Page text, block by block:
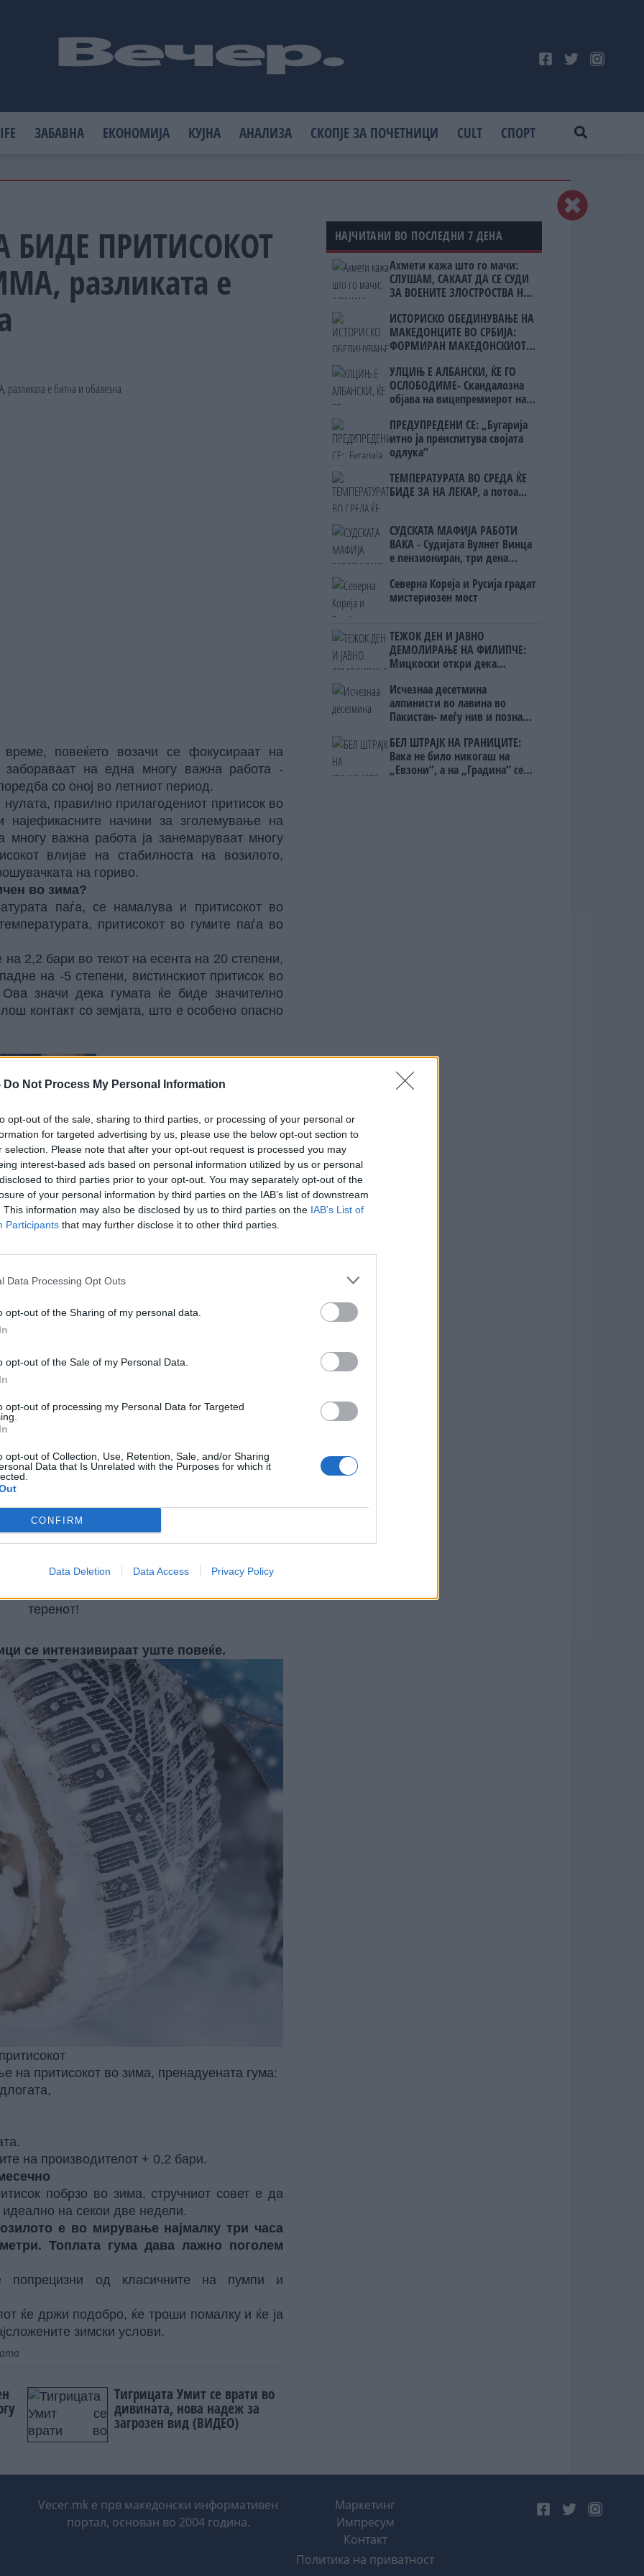
Do Not Process My Personal Information
opt-out of the sale, sharing to third parties, or processing of your personal or
for targeted advertising by us, please use the below opt-out section to
selection. Please note that after your opt-out request is processed you may
interest-based ads based on personal information utilized by us or personal
to third parties prior to your opt-out. You may separately opt-out of the
of your personal information by third parties on the IAB’s list of downstream
This information may also be disclosed by us to third parties on the IAB’s List of
Participants that may further disclose it to other third parties.
Data Processing Opt Outs
opt-out of the Sharing of my personal data.
opt-out of the Sale of my Personal Data.
opt-out of processing my Personal Data for Targeted
opt-out of Collection, Use, Retention, Sale, and/or Sharing
Data that Is Unrelated with the Purposes for which it
CONFIRM
Data Deletion Data Access Privacy Policy
ЗАБАВНА ЕКОНОМИЈА КУЈНА АНАЛИЗА СКОПЈЕ ЗА ПОЧЕТНИЦИ CULT СПОРТ
БИДЕ ПРИТИСОКОТ
разликата е
повеќето возачи се фокусираат на
на една многу важна работа -
со оној во летниот период.
правилно прилагодениот притисок во
најефикасните начини за зголемување на
важна работа ја занемаруваат многу
влијае на стабилноста на возилото,
на гориво.
во зима?
паѓа, се намалува и притисокот во
притисокот во гумите паѓа во
2,2 бари во текот на есента на 20 степени,
на -5 степени, вистинскиот притисок во
значи дека гумата ќе биде значително
контакт со земјата, што е особено опасно
гуми, секогаш држете се до вредностите
а овие вредности обично се наоѓаат:
од возачот, во упатството за употреба,
на резервоарот.
и во зима и во лето.
зголеми притисокот за 0,2 бари над
токму поради падот на притисокот
е 2,2 бари - во зима оптимално е 2,3 до
ВОЗНЕМИРУВАЧКО ВИДЕО -
Гром уби фудбалер на
се интензивираат уште повеќе.
на притисокот во зима, пренадуената гума:
на производителот + 0,2 бари.
побрзо во зима, стручниот совет е да
на секои две недели.
е во мирување најмалку три часа
Топлата гума дава лажно поголем
попрецизни од класичните на пумпи и
ќе држи подобро, ќе троши помалку и ќе ја
зимски услови.
Тигрицата Умит се врати во
дивината, нова надеж за
загрозен вид (ВИДЕО)
НАЈЧИТАНИ ВО ПОСЛЕДНИ 7 ДЕНА
Ахмети кажа што го мачи:
СЛУШАМ, САКААТ ДА СЕ СУДИ
ЗА ВОЕНИТЕ ЗЛОСТРОСТВА НА
ИСТОРИСКО ОБЕДИНУВАЊЕ НА
МАКЕДОНЦИТЕ ВО СРБИЈА:
ФОРМИРАН МАКЕДОНСКИОТ
УЛЦИЊ Е АЛБАНСКИ, ЌЕ ГО
ОСЛОБОДИМЕ- Скандалозна
објава на вицепремиерот на
ПРЕДУПРЕДЕНИ СЕ: „Бугарија
итно ја преиспитува својата
одлука“
ТЕМПЕРАТУРАТА ВО СРЕДА ЌЕ
БИДЕ ЗА НА ЛЕКАР, а потоа...
СУДСКАТА МАФИЈА РАБОТИ
ВАКА - Судијата Вулнет Винца
е пензиониран, три дена
на бизнисменот Марковски
Северна Кореја и Русија градат
мистериозен мост
ТЕЖОК ДЕН И ЈАВНО
ДЕМОЛИРАЊЕ НА ФИЛИПЧЕ:
Мицкоски откри дека
ништо, освен за кеш
Исчезнаа десетмина
алпинисти во лавина во
Пакистан- меѓу нив и познат
БЕЛ ШТРАЈК НА ГРАНИЦИТЕ:
Вака не било никогаш на
„Евзони“, а на „Градина“ се
Vecer.mk е прв македонски информативен
портал, основан во 2004 година.
Маркетинг
Импресум
Контакт
Политика на приватност